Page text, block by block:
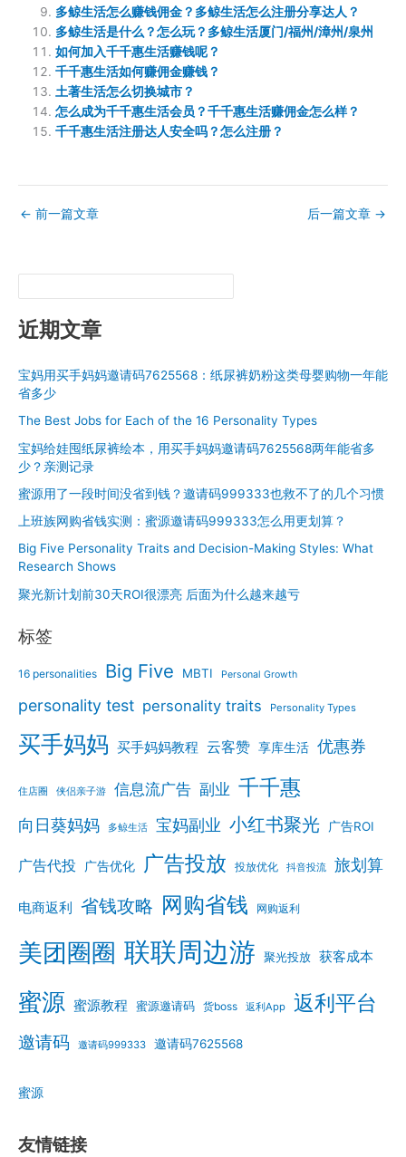
多鲸生活怎么赚钱佣金？多鲸生活怎么注册分享达人？
多鲸生活是什么？怎么玩？多鲸生活厦门/福州/漳州/泉州
如何加入千千惠生活赚钱呢？
千千惠生活如何赚佣金赚钱？
土著生活怎么切换城市？
怎么成为千千惠生活会员？千千惠生活赚佣金怎么样？
千千惠生活注册达人安全吗？怎么注册？
← 前一篇文章 后一篇文章 →
近期文章
宝妈用买手妈妈邀请码7625568：纸尿裤奶粉这类母婴购物一年能
省多少
The Best Jobs for Each of the 16 Personality Types
宝妈给娃囤纸尿裤绘本，用买手妈妈邀请码7625568两年能省多
少？亲测记录
蜜源用了一段时间没省到钱？邀请码999333也救不了的几个习惯
上班族网购省钱实测：蜜源邀请码999333怎么用更划算？
Big Five Personality Traits and Decision-Making Styles: What
Research Shows
聚光新计划前30天ROI很漂亮 后面为什么越来越亏
标签
16 personalities Big Five MBTI Personal Growth
personality test personality traits Personality Types
买手妈妈 买手妈妈教程 云客赞 享库生活 优惠券
住店圈 侠侣亲子游 信息流广告 副业 千千惠
向日葵妈妈 多鲸生活 宝妈副业 小红书聚光 广告ROI
广告代投 广告优化 广告投放 投放优化 抖音投流 旅划算
电商返利 省钱攻略 网购省钱 网购返利
美团圈圈 联联周边游 聚光投放 获客成本
蜜源 蜜源教程 蜜源邀请码 货boss 返利App 返利平台
邀请码 邀请码999333 邀请码7625568
蜜源
友情链接